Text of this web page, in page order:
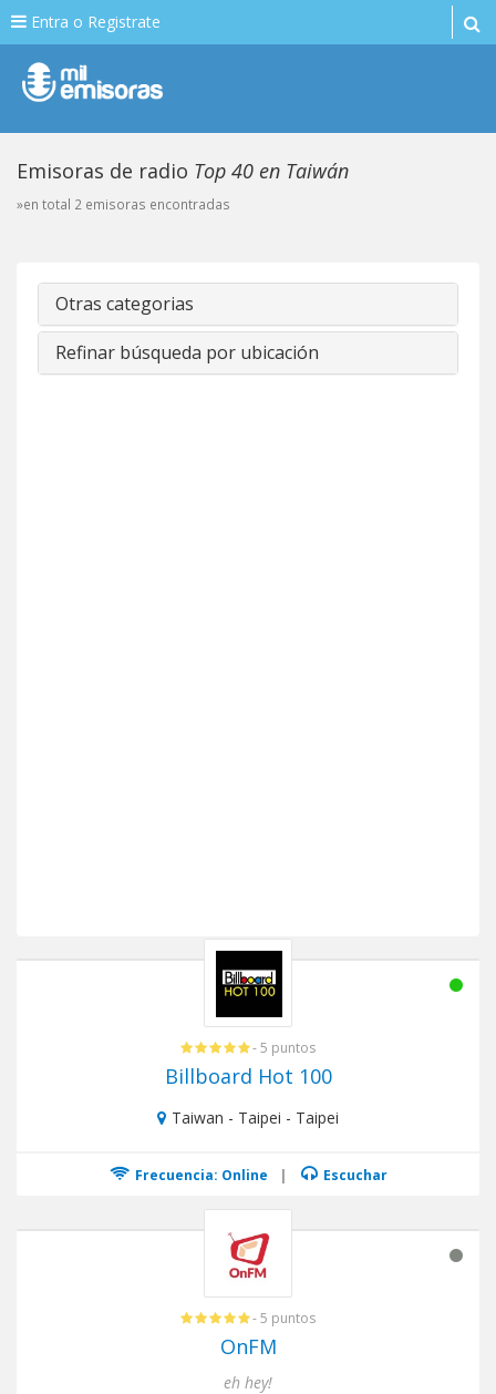
Entra o Registrate
Emisoras de radio Top 40 en Taiwán
»en total 2 emisoras encontradas
Otras categorias
Refinar búsqueda por ubicación
- 5 puntos
Billboard Hot 100
Taiwan - Taipei - Taipei
Frecuencia: Online | Escuchar
- 5 puntos
OnFM
eh hey!